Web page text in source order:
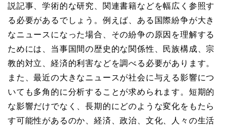
説記事、学術的な研究、関連書籍などを幅広く参照す
る必要があるでしょう。例えば、ある国際紛争が大き
なニュースになった場合、その紛争の原因を理解する
ためには、当事国間の歴史的な関係性、民族構成、宗
教的対立、経済的利害などを調べる必要があります。
また、最近の大きなニュースが社会に与える影響につ
いても多角的に分析することが求められます。短期的
な影響だけでなく、長期的にどのような変化をもたら
す可能性があるのか、経済、政治、文化、人々の生活